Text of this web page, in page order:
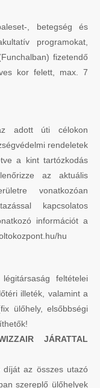
, betegség és
programokat,
fizetendő
kor felett, max. 7
adott úti célokon
rendeletek
a kint tartózkodás
az aktuális
vonatkozóan
kapcsolatos
információt a
hu
feltételei
illeték, valamint a
ülőhely, elsőbbségi
JÁRATTAL
díját az összes utazó
szereplő ülőhelyek